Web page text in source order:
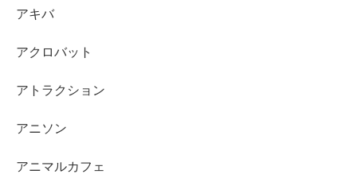
アキバ
アクロバット
アトラクション
アニソン
アニマルカフェ